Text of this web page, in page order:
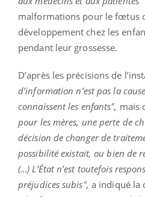
malformations pour le fœtus
développement chez les
pendant leur grossesse.
D’après les précisions de
d’information n’est pas la
connaissent les enfants", mais
pour les mères, une perte de
décision de changer de
possibilité existait, ou bien de
(…) L’État n’est toutefois
préjudices subis", a indiqué la